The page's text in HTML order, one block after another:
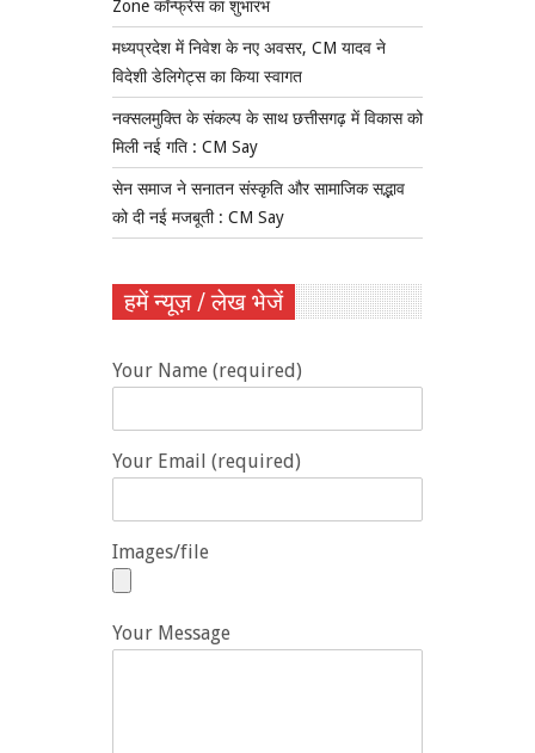
Zone कॉन्फ्रेंस का शुभारंभ
मध्यप्रदेश में निवेश के नए अवसर, CM यादव ने
विदेशी डेलिगेट्स का किया स्वागत
नक्सलमुक्ति के संकल्प के साथ छत्तीसगढ़ में विकास को
मिली नई गति : CM Say
सेन समाज ने सनातन संस्कृति और सामाजिक सद्भाव
को दी नई मजबूती : CM Say
हमें न्यूज़ / लेख भेजें
Your Name (required)
Your Email (required)
Images/file
Your Message